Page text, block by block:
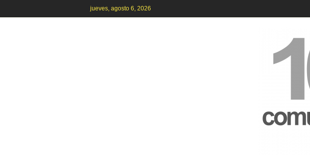
jueves, agosto 6, 2026